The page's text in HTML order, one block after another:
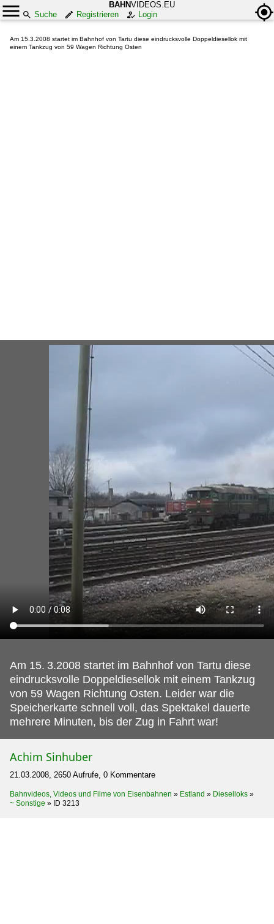
BAHNVIDEOS.EU
Suche
Registrieren Login
Am 15.3.2008 startet im Bahnhof von Tartu diese eindrucksvolle Doppeldiesellok mit
einem Tankzug von 59 Wagen Richtung Osten
Am 15. 3.2008 startet im Bahnhof von Tartu diese
eindrucksvolle Doppeldiesellok mit einem Tankzug
von 59 Wagen Richtung Osten. Leider war die
Speicherkarte schnell voll, das Spektakel dauerte
mehrere Minuten, bis der Zug in Fahrt war!
Achim Sinhuber
21.03.2008, 2650 Aufrufe, 0 Kommentare
Bahnvideos, Videos und Filme von Eisenbahnen » Estland » Dieselloks »
~ Sonstige » ID 3213